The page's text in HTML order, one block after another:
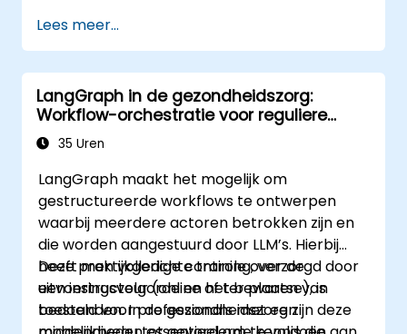
Lees meer...
LangGraph in de gezondheidszorg:
Workflow-orchestratie voor reguliere
omgevingen
35 Uren
LangGraph maakt het mogelijk om
gestructureerde workflows te ontwerpen
waarbij meerdere actoren betrokken zijn en
die worden aangestuurd door LLM’s. Hierbij
heeft men volledige controle over de
uitvoeringsvolgorde en het bewaren van
toestanden. In de gezondheidszorg zijn deze
Deze praktijkgerichte training, verzorgd door
een instructeur (online of ter plaatse), is
bedoeld voor professionals met een